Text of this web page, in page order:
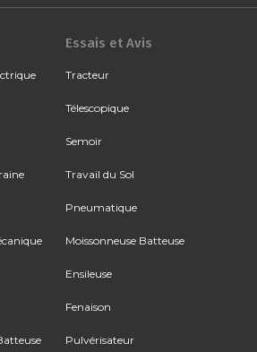
Essais et Avis
Tracteur
Télescopique
Semoir
Travail du Sol
Pneumatique
Moissonneuse Batteuse
Ensileuse
Fenaison
Pulvérisateur